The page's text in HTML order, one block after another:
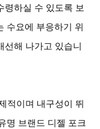
령하실 수 있도록 보
수요에 부응하기 위
선해 나가고 있습니
적이며 내구성이 뛰
명 브랜드 디젤 포크